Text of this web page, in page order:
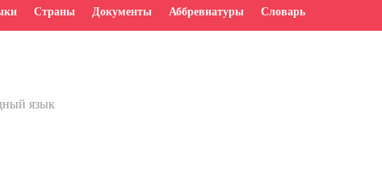
Страны Документы Аббревиатуры Словарь
язык